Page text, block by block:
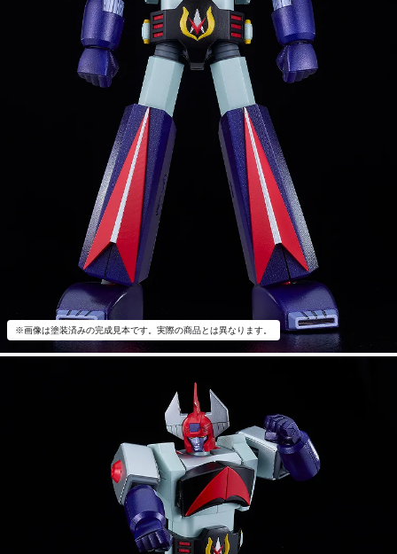
※画像は塗装済みの完成見本です。実際の商品とは異なります。